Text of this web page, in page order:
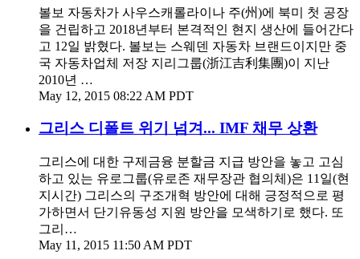
볼보 자동차가 사우스캐롤라이나 주(州)에 북미 첫 공장
을 건립하고 2018년부터 본격적인 현지 생산에 들어간다
고 12일 밝혔다. 볼보는 스웨덴 자동차 브랜드이지만 중
국 자동차업체 저장 지리그룹(浙江吉利集團)이 지난
2010년 …
May 12, 2015 08:22 AM PDT
그리스 디폴트 위기 넘겨... IMF 채무 상환
그리스에 대한 구제금융 분할금 지급 방안을 놓고 고심
하고 있는 유로그룹(유로존 재무장관 협의체)은 11일(현
지시간) 그리스의 구조개혁 방안에 대해 긍정적으로 평
가하면서 단기유동성 지원 방안을 모색하기로 했다. 또
그리…
May 11, 2015 11:50 AM PDT